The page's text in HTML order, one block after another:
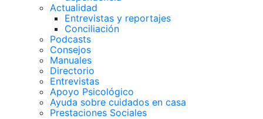
Actualidad
Entrevistas y reportajes
Conciliación
Podcasts
Consejos
Manuales
Directorio
Entrevistas
Apoyo Psicológico
Ayuda sobre cuidados en casa
Prestaciones Sociales